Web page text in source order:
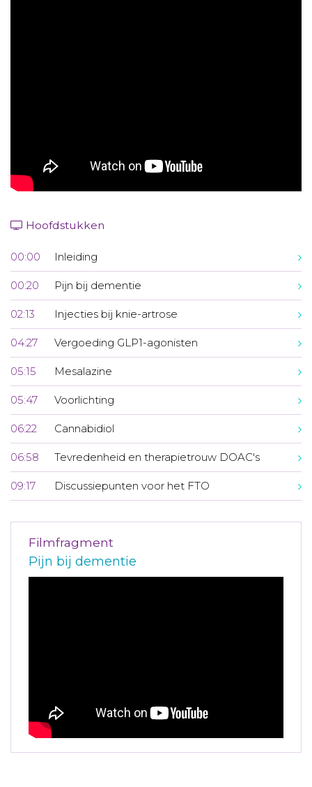
Hoofdstukken
00:00 Inleiding
00:20 Pijn bij dementie
02:13 Injecties bij knie-artrose
04:27 Vergoeding GLP1-agonisten
05:15 Mesalazine
05:47 Voorlichting
06:22 Cannabidiol
06:58 Tevredenheid en therapietrouw DOAC's
09:17 Discussiepunten voor het FTO
Filmfragment
Pijn bij dementie